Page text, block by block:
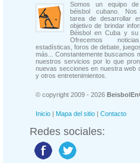
Somos un equipo
béisbol cubano.
tarea de desarrollar
objetivo de brindar
Béisbol en Cuba y su
Ofrecemos
estadísticas, foros de debate,
más... Constantemente buscamos
nuestros servicios por lo que
nuevas secciones en nuestra web
y otros entretenimientos.
© copyright 2009 - 2026
Inicio | Mapa del sitio | Contacto
Redes sociales: